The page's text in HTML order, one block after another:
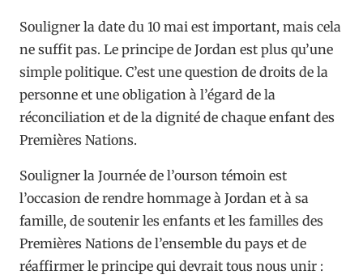
Souligner la date du 10 mai est important, mais cela
ne suffit pas. Le principe de Jordan est plus qu’une
simple politique. C’est une question de droits de la
personne et une obligation à l’égard de la
réconciliation et de la dignité de chaque enfant des
Premières Nations.
Souligner la Journée de l’ourson témoin est
l’occasion de rendre hommage à Jordan et à sa
famille, de soutenir les enfants et les familles des
Premières Nations de l’ensemble du pays et de
réaffirmer le principe qui devrait tous nous unir :